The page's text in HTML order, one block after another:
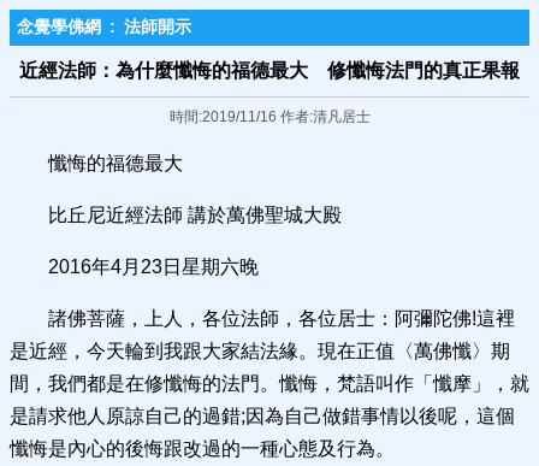
念覺學佛網 : 法師開示
近經法師：為什麼懺悔的福德最大 修懺悔法門的真正果報
時間:2019/11/16 作者:清凡居士
懺悔的福德最大
比丘尼近經法師 講於萬佛聖城大殿
2016年4月23日星期六晚
諸佛菩薩，上人，各位法師，各位居士：阿彌陀佛!這裡
是近經，今天輪到我跟大家結法緣。現在正值〈萬佛懺〉期
間，我們都是在修懺悔的法門。懺悔，梵語叫作「懺摩」，就
是請求他人原諒自己的過錯;因為自己做錯事情以後呢，這個
懺悔是內心的後悔跟改過的一種心態及行為。